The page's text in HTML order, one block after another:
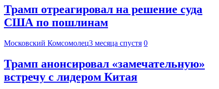
Трамп отреагировал на решение суда
США по пошлинам
Московский Комсомолец3 месяца спустя 0
Трамп анонсировал «замечательную»
встречу с лидером Китая